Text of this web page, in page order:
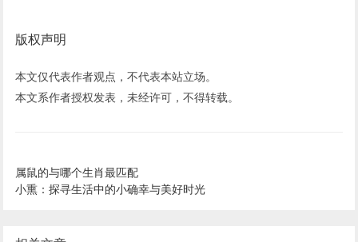
版权声明
本文仅代表作者观点，不代表本站立场。
本文系作者授权发表，未经许可，不得转载。
属鼠的与哪个生肖最匹配
小熏：探寻生活中的小确幸与美好时光